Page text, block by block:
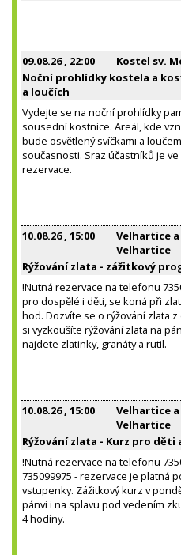
09.08.26, 22:00
Kostel sv.
Noční prohlídky kostela a
a loučích
Vydejte se na noční prohlídky
sousední kostnice. Areál, kde
bude osvětlený svíčkami a
současnosti. Sraz účastníků je
rezervace.
10.08.26, 15:00
Velhartice
Velhartice
Rýžování zlata - zážitkový
!Nutná rezervace na telefonu
pro dospělé i děti, se koná při
hod. Dozvíte se o rýžování zlata
si vyzkoušíte rýžování zlata na
najdete zlatinky, granáty a rutil.
10.08.26, 15:00
Velhartice
Velhartice
Rýžování zlata - Kurz pro děti
!Nutná rezervace na telefonu
735099975 - rezervace je platná
vstupenky. Zážitkový kurz v
pánvi i na splavu pod vedením
4 hodiny.